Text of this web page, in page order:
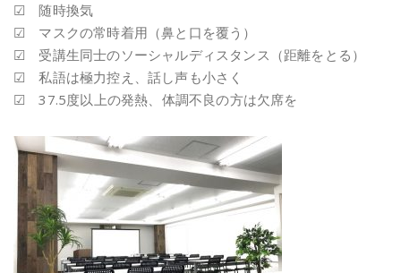
☑ 随時換気
☑ マスクの常時着用（鼻と口を覆う）
☑ 受講生同士のソーシャルディスタンス（距離をとる）
☑ 私語は極力控え、話し声も小さく
☑ 37.5度以上の発熱、体調不良の方は欠席を